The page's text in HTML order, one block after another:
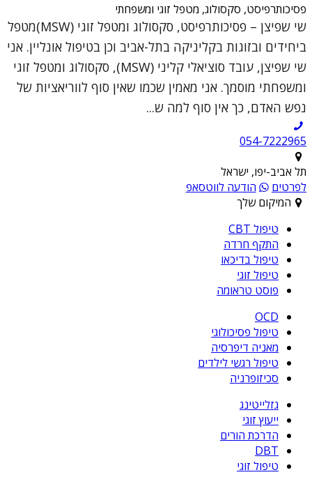
פסיכותרפיסט, סקסולוג, מטפל זוגי ומשפחתי
שי שפיצן – פסיכותרפיסט, סקסולוג ומטפל זוגי (MSW)מטפל
ביחידים ובזוגות בקליניקה בתל-אביב וכן בטיפול אונליין. אני
שי שפיצן, עובד סוציאלי קליני (MSW), סקסולוג ומטפל זוגי
ומשפחתי מוסמך. אני מאמין שכמו שאין סוף לווריאציות של
נפש האדם, כך אין סוף למה ש...
054-7222965
תל אביב-יפו, ישראל
לפרטים
הודעה לווטסאפ
המיקום שלך
טיפול CBT
התקף חרדה
טיפול בדיכאו
טיפול זוגי
פוסט טראומה
OCD
טיפול פסיכולוגי
מאניה דיפרסיה
טיפול רגשי לילדים
סכיזופרניה
גזלייטינג
ייעוץ זוגי
הדרכת הורים
DBT
טיפול זוגי